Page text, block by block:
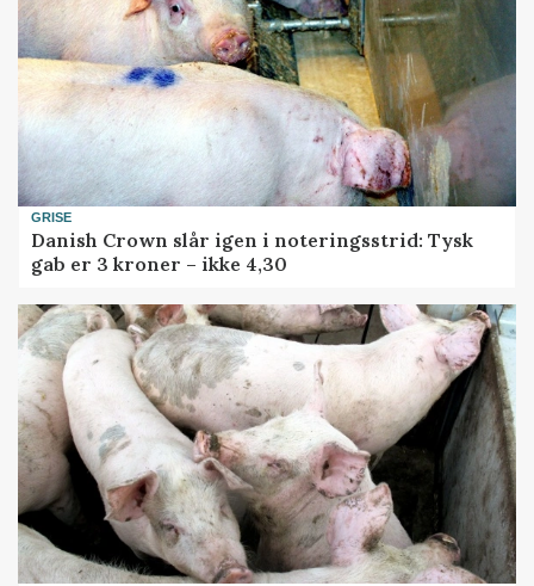
GRISE
Danish Crown slår igen i noteringsstrid: Tysk
gab er 3 kroner – ikke 4,30